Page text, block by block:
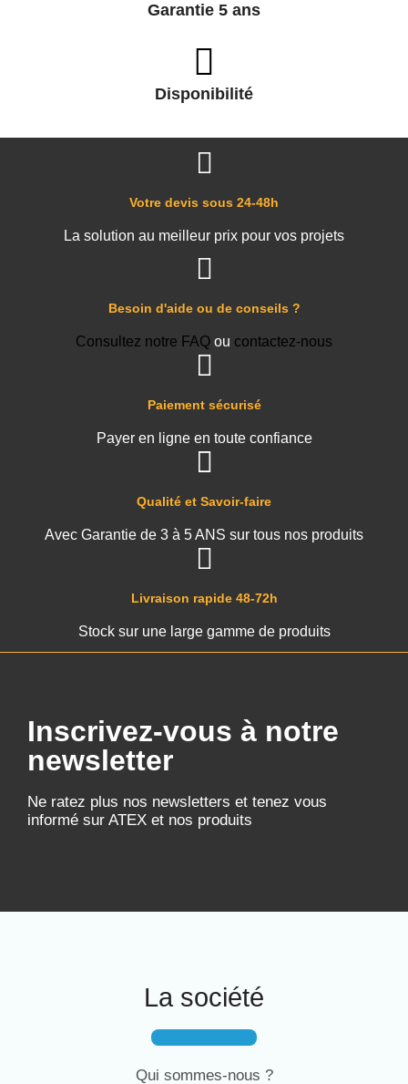
Garantie 5 ans
Disponibilité
Livraison rapide 48-72h
Stock sur une large gamme de produits
Qualité et Savoir-faire
Avec Garantie de 3 à 5 ANS sur tous nos produits
Paiement sécurisé
Payer en ligne en toute confiance
Besoin d'aide ou de conseils ?
Consultez notre FAQ ou contactez-nous
Votre devis sous 24-48h
La solution au meilleur prix pour vos projets
Inscrivez-vous à notre
newsletter
Ne ratez plus nos newsletters et tenez vous
informé sur ATEX et nos produits
La société
Qui sommes-nous ?